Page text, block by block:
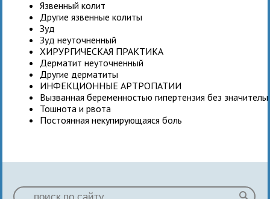
Язвенный колит
Другие язвенные колиты
Зуд
Зуд неуточненный
ХИРУРГИЧЕСКАЯ ПРАКТИКА
Дерматит неуточненный
Другие дерматиты
ИНФЕКЦИОННЫЕ АРТРОПАТИИ
Вызванная беременностью гипертензия без
Тошнота и рвота
Постоянная некупирующаяся боль